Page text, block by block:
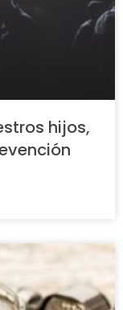
hijos,